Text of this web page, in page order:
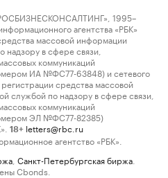
1995–
агентства «РБК»
массовой информации
в сфере связи,
коммуникаций
ИА №ФС77-63848) и сетевого
средства массовой
службой по надзору в сфере связи,
коммуникаций
ЭЛ №ФС77-82385)
18+ letters@rbc.ru
агентство «РБК».
Санкт-Петербургская биржа
Cbonds.